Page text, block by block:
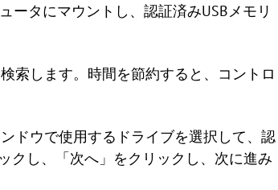
ータにマウントし、認証済みUSBメモリ
索します。時間を節約すると、コントロ
ドウで使用するドライブを選択して、認
クし、「次へ」をクリックし、次に進み